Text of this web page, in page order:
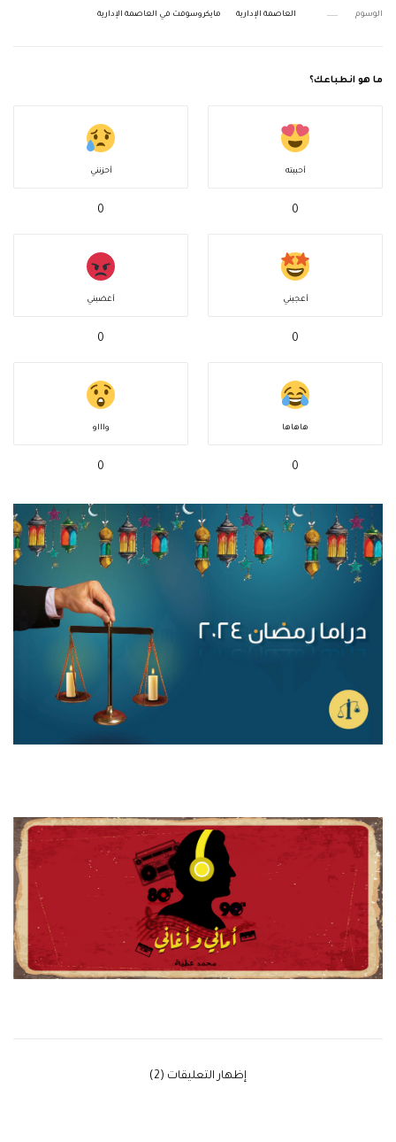
الوسوم العاصمة الإدارية مايكروسوفت في العاصمة الإدارية
ما هو انطباعك؟
أحببته
0
أحزنني
0
أعجبني
0
أغضبني
0
هاهاها
0
واااو
0
‫إظهار التعليقات (2)